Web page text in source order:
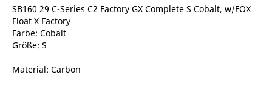
SB160 29 C-Series C2 Factory GX Complete S Cobalt, w/FOX
Float X Factory
Farbe: Cobalt
Größe: S
Material: Carbon